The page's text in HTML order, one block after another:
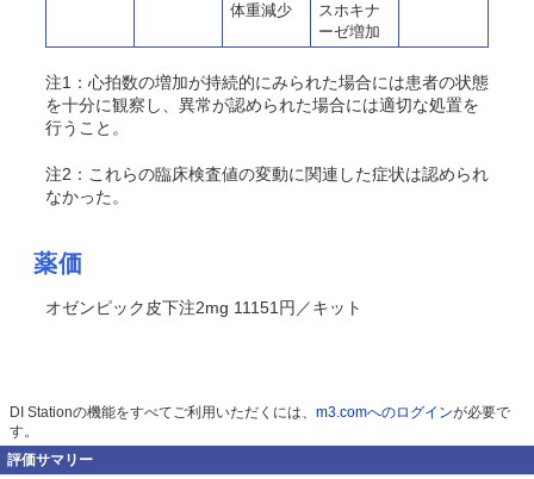
体重減少
スホキナ
ーゼ増加
注1：心拍数の増加が持続的にみられた場合には患者の状態
を十分に観察し、異常が認められた場合には適切な処置を
行うこと。
注2：これらの臨床検査値の変動に関連した症状は認められ
なかった。
薬価
オゼンピック皮下注2mg 11151円／キット
DI Stationの機能をすべてご利用いただくには、 m3.comへのログインが必要で
す。
評価サマリー